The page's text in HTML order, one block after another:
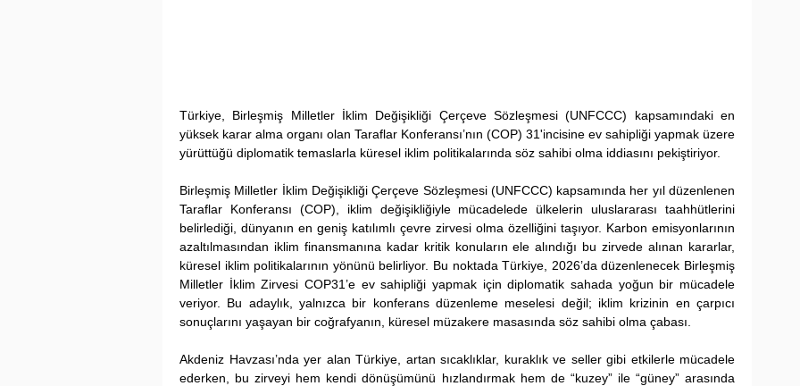
Türkiye, Birleşmiş Milletler İklim Değişikliği Çerçeve Sözleşmesi (UNFCCC) kapsamındaki en
yüksek karar alma organı olan Taraflar Konferansı’nın (COP) 31'incisine ev sahipliği yapmak üzere
yürüttüğü diplomatik temaslarla küresel iklim politikalarında söz sahibi olma iddiasını pekiştiriyor.
Birleşmiş Milletler İklim Değişikliği Çerçeve Sözleşmesi (UNFCCC) kapsamında her yıl düzenlenen
Taraflar Konferansı (COP), iklim değişikliğiyle mücadelede ülkelerin uluslararası taahhütlerini
belirlediği, dünyanın en geniş katılımlı çevre zirvesi olma özelliğini taşıyor. Karbon emisyonlarının
azaltılmasından iklim finansmanına kadar kritik konuların ele alındığı bu zirvede alınan kararlar,
küresel iklim politikalarının yönünü belirliyor. Bu noktada Türkiye, 2026’da düzenlenecek Birleşmiş
Milletler İklim Zirvesi COP31’e ev sahipliği yapmak için diplomatik sahada yoğun bir mücadele
veriyor. Bu adaylık, yalnızca bir konferans düzenleme meselesi değil; iklim krizinin en çarpıcı
sonuçlarını yaşayan bir coğrafyanın, küresel müzakere masasında söz sahibi olma çabası.
Akdeniz Havzası’nda yer alan Türkiye, artan sıcaklıklar, kuraklık ve seller gibi etkilerle mücadele
ederken, bu zirveyi hem kendi dönüşümünü hızlandırmak hem de “kuzey” ile “güney” arasında